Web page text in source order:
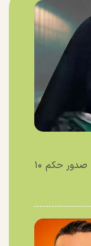
پرونده جنجالی «کلثوم اکبری» پس از صدور حکم ۱۰